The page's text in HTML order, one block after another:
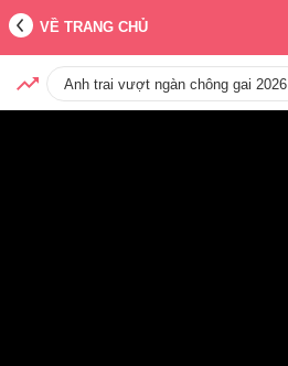
VỀ TRANG CHỦ
Anh trai vượt ngàn chông gai 2026